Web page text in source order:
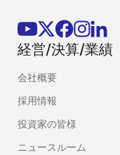
経営/決算/業績
会社概要
採用情報
投資家の皆様
ニュースルーム